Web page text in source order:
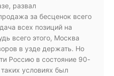
развал
за бесценок всего
всех позиций на
всего этого, Москва
в узде держать. Но
Россию в состояние 90-
условиях был